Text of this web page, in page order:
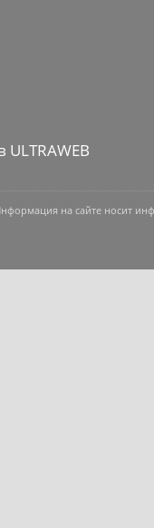
ULTRAWEB
на сайте носит